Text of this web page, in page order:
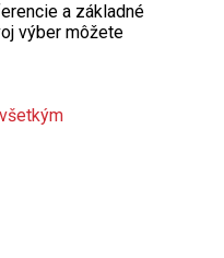
a základné
výber môžete